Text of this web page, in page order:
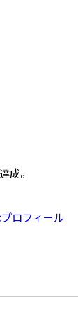
成。
ロフィール